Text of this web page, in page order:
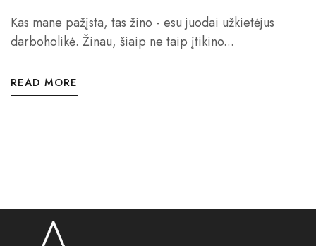
Kas mane pažįsta, tas žino - esu juodai užkietėjus
darboholikė. Žinau, šiaip ne taip įtikino...
READ MORE